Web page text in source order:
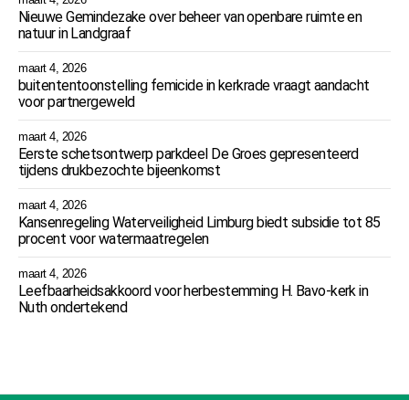
Nieuwe Gemindezake over beheer van openbare ruimte en
natuur in Landgraaf
maart 4, 2026
buitententoonstelling femicide in kerkrade vraagt aandacht
voor partnergeweld
maart 4, 2026
Eerste schetsontwerp parkdeel De Groes gepresenteerd
tijdens drukbezochte bijeenkomst
maart 4, 2026
Kansenregeling Waterveiligheid Limburg biedt subsidie tot 85
procent voor watermaatregelen
maart 4, 2026
Leefbaarheidsakkoord voor herbestemming H. Bavo-kerk in
Nuth ondertekend